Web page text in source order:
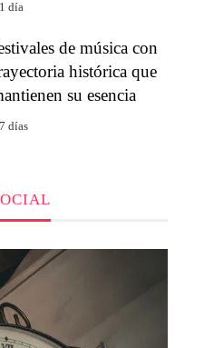
día
de música con
histórica que
su esencia
días